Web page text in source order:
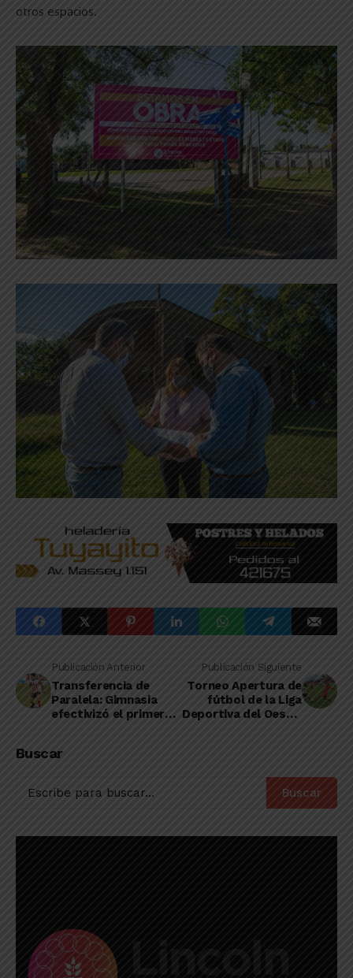
otros espacios.
Publicación Anterior
Transferencia de
Paralela: Gimnasia
efectivizó el primer
Rivadavia
Publicación Siguiente
Torneo Apertura de
fútbol de la Liga
Deportiva del Oeste:
Buscar
Buscar